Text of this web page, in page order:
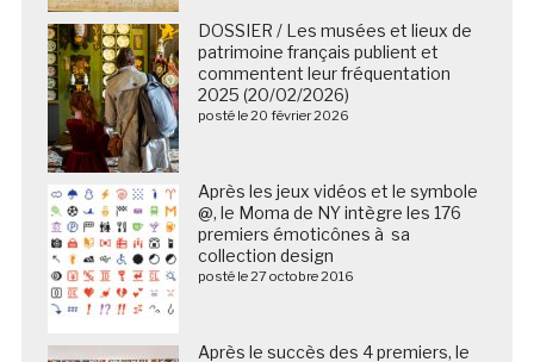
DOSSIER / Les musées et lieux de
patrimoine français publient et
commentent leur fréquentation
2025 (20/02/2026)
posté le 20 février 2026
Après les jeux vidéos et le symbole
@, le Moma de NY intègre les 176
premiers émoticônes à sa
collection design
posté le 27 octobre 2016
Après le succès des 4 premiers, le